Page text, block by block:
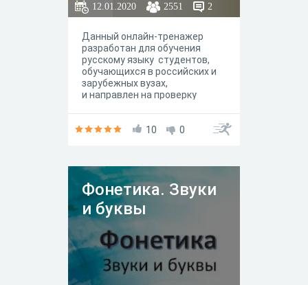
12.01.2020 2551 2
Данный онлайн-тренажер
разработан для обучения
русскому языку студентов,
обучающихся в российских и
зарубежных вузах,
и направлен на проверку
формирование у студентов
компетенций, навыков
самоконтроля и самооценки.
10 0
Фонетика. Звуки
и буквы